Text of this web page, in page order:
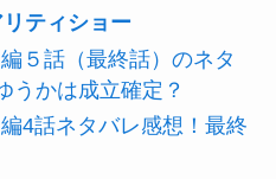
ティショー
５話（最終話）のネタ
うかは成立確定？
4話ネタバレ感想！最終